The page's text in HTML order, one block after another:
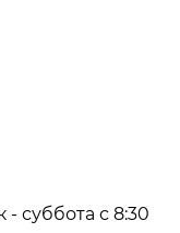
суббота с 8:30